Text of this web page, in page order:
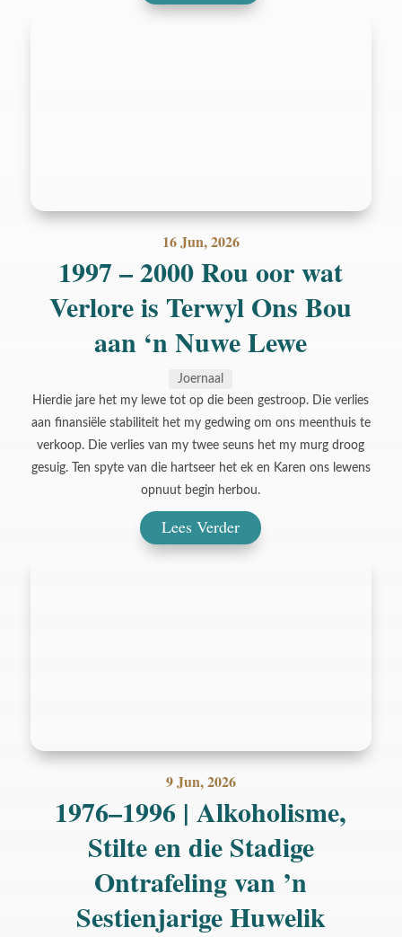
16 Jun, 2026
1997 – 2000 Rou oor wat
Verlore is Terwyl Ons Bou
aan ‘n Nuwe Lewe
Joernaal
Hierdie jare het my lewe tot op die been gestroop. Die verlies
aan finansiële stabiliteit het my gedwing om ons meenthuis te
verkoop. Die verlies van my twee seuns het my murg droog
gesuig. Ten spyte van die hartseer het ek en Karen ons lewens
opnuut begin herbou.
Lees Verder
9 Jun, 2026
1976–1996 | Alkoholisme,
Stilte en die Stadige
Ontrafeling van ’n
Sestienjarige Huwelik